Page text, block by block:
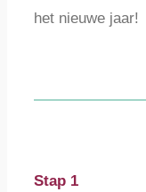
het nieuwe jaar!
Stap 1